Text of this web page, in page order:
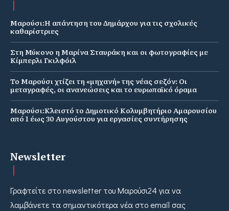
Μαρούσι:Η απάντηση του Δημάρχου για τις σχολικές
καθαρίστριες
Στη Μύκονο η Μαρίνα Σταυράκη και οι φωτογραφίες με
Κίμπερλι Γκιλφόιλ
Το Μαρούσι χτίζει τη «μηχανή» της νέας σεζόν: Οι
μεταγραφές, οι ανανεώσεις και το ευρωπαϊκό όραμα
Μαρούσι:Κλειστό το Δημοτικό Κολυμβητήριο Αμαρουσίου
από 1 έως 30 Αυγούστου για εργασίες συντήρησης
Newsletter
Γραφτείτε στο newsletter του Μαρούσι24 για να
λαμβάνετε τα σημαντικότερα νέα στο email σας